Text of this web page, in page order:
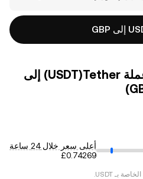
إحصائيات سعر تحويل عملة ‏Tether(‏USDT) إلى
أعلى سعر خلال 24 ساعة
بـ USDT
.